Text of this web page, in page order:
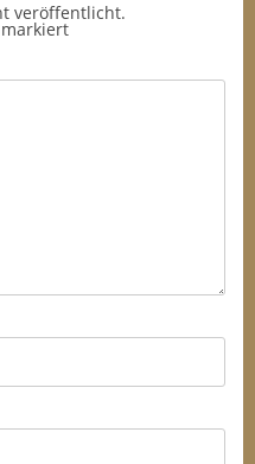
veröffentlicht.
markiert